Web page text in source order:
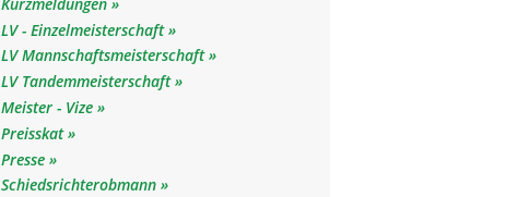
LV - Einzelmeisterschaft
LV Mannschaftsmeisterschaft
LV Tandemmeisterschaft
Meister - Vize
Preisskat
Presse
Schiedsrichterobmann